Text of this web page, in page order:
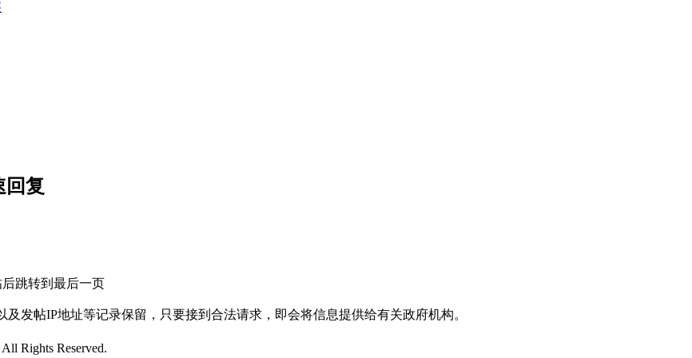
回复
后跳转到最后一页
发帖IP地址等记录保留，只要接到合法请求，即会将信息提供给有关政府机构。
Rights Reserved.